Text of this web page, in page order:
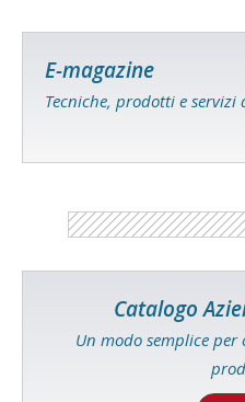
E-magazine
Tecniche, prodotti e servizi
Catalogo
Un modo semplice